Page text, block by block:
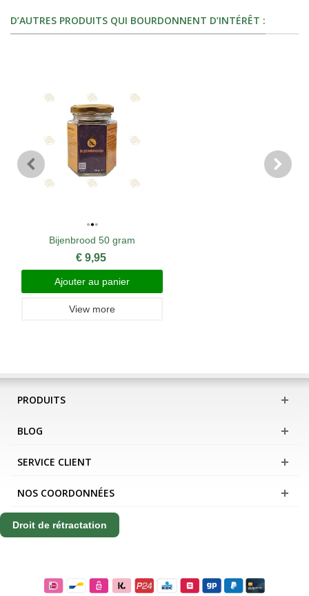
D’AUTRES PRODUITS QUI BOURDONNENT D’INTÉRÊT :
Bijenbrood 50 gram
€ 9,95
Ajouter au panier
View more
PRODUITS
BLOG
SERVICE CLIENT
NOS COORDONNÉES
Droit de rétractation